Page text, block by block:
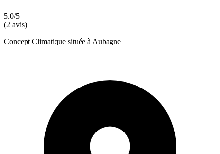
5.0/5
(2 avis)
Concept Climatique située à Aubagne